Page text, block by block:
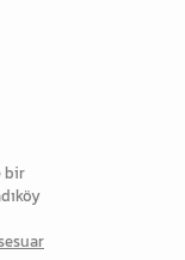
bir